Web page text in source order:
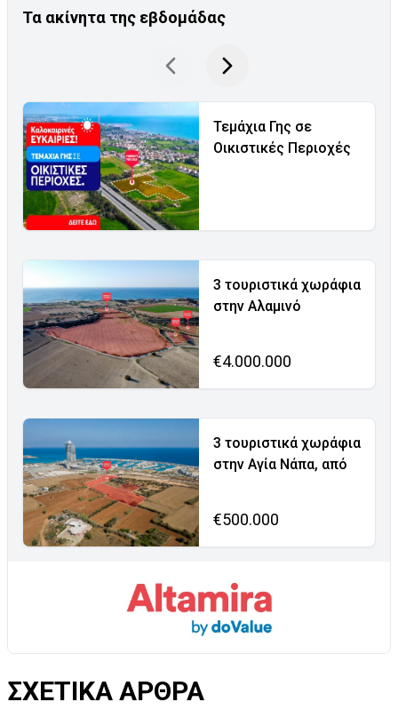
Τα ακίνητα της εβδομάδας
Τεμάχια Γης σε
Οικιστικές Περιοχές
3 τουριστικά χωράφια
στην Αλαμινό
€4.000.000
3 τουριστικά χωράφια
στην Αγία Νάπα, από
€500.000
ΣΧΕΤΙΚΑ ΑΡΘΡΑ